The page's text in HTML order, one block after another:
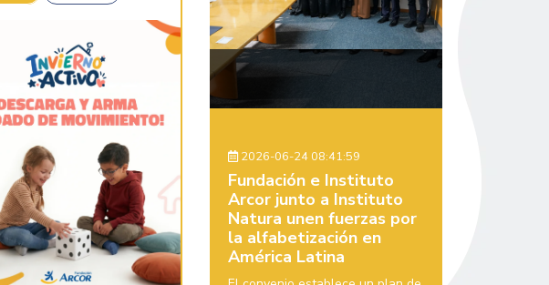
2026-06-24 08:41:59
Fundación e Instituto
Arcor junto a Instituto
Natura unen fuerzas por
la alfabetización en
América Latina